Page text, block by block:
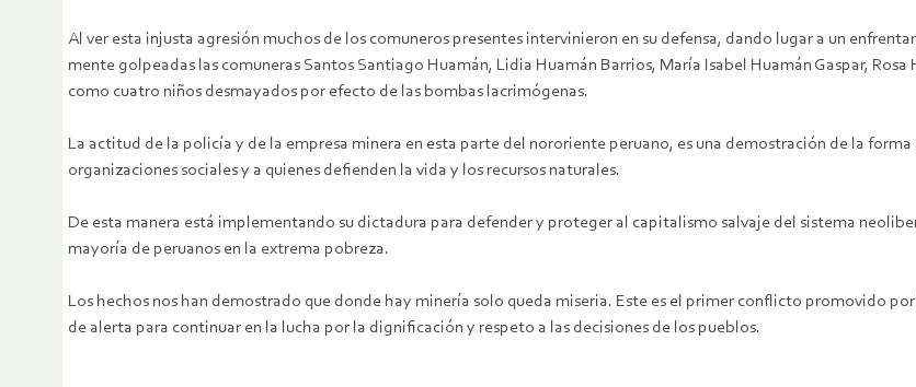
Al ver esta injusta agresión muchos de los comuneros presentes intervinieron en su defensa, dando lugar a un
mente golpeadas las comuneras Santos Santiago Huamán, Lidia Huamán Barrios, María Isabel Huamán Gaspar,
como cuatro niños desmayados por efecto de las bombas lacrimógenas.
La actitud de la policía y de la empresa minera en esta parte del nororiente peruano, es una demostración de la
organizaciones sociales y a quienes defienden la vida y los recursos naturales.
De esta manera está implementando su dictadura para defender y proteger al capitalismo salvaje del sistema
mayoría de peruanos en la extrema pobreza.
Los hechos nos han demostrado que donde hay minería solo queda miseria. Este es el primer conflicto promovido
de alerta para continuar en la lucha por la dignificación y respeto a las decisiones de los pueblos.